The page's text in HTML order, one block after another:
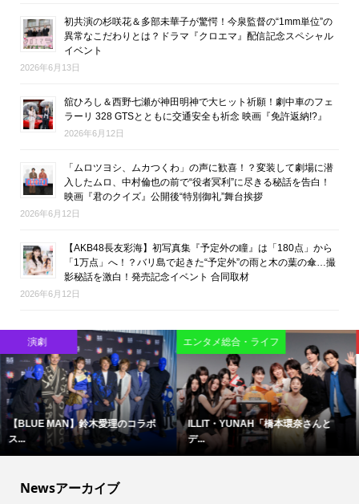
初共演の杉咲花＆多部未華子が驚愕！今泉監督の“1mm単位”の
異常なこだわりとは？ドラマ『クロエマ』配信記念スペシャル
イベント
2026年6月13日
舘ひろし＆西野七瀬が神田明神で大ヒット祈願！劇中車のフェ
ラーリ 328 GTSとともに交通安全も祈念 映画『免許返納!?』
2026年6月12日
「ムロツヨシ、ムカつくわ」の声に歓喜！？変装して劇場に潜
入したムロ、中村倫也の前で“役者冥利”に尽きる秘話を告白！
映画『君のクイズ』公開後“特別御礼”舞台挨拶
2026年6月12日
【AKB48長友彩海】初写真集『予定外の瞳』は「180点」から
「1万点」へ！？バリ島で起きた“予定外”の雨と木の葉の傘…撮
影秘話を激白！発売記念イベント 合同取材
2026年6月12日
映画
難しいテーマで映像化困難と言わ...
映画
ブルース・リーの精神が息づく現...
Newsアーカイブ